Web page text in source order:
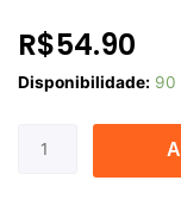
R$54.90
Disponibilidade: 90
10
quantidade